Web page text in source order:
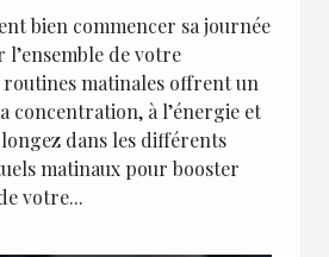
bien commencer sa journée
de votre
matinales offrent un
concentration, à l’énergie et
dans les différents
matinaux pour booster
votre...